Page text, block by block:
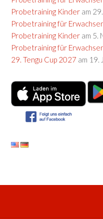
Probetraining Kinder am
Probetraining für
Probetraining Kinder am 5.
Probetraining für
29. Tengu Cup 2027 am 19.